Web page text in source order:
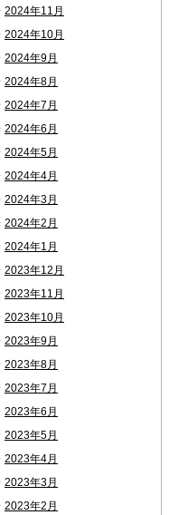
2024年11月
2024年10月
2024年9月
2024年8月
2024年7月
2024年6月
2024年5月
2024年4月
2024年3月
2024年2月
2024年1月
2023年12月
2023年11月
2023年10月
2023年9月
2023年8月
2023年7月
2023年6月
2023年5月
2023年4月
2023年3月
2023年2月